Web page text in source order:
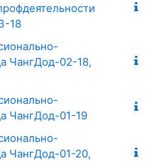
18
ЧангДод-02-18,
ЧангДод-01-19
ЧангДод-01-20,